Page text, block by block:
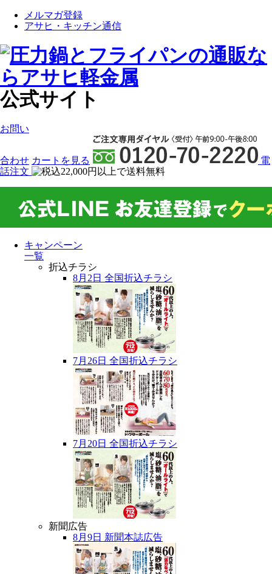
メルマガ登録
アサヒ・キッチン通信
公式サイト
お問い
合わせ カート を見る
電
話注文
キャンペーン
一覧
折込チラシ
8月2日 全国折込チラシ
7月26日 全国折込チラシ
7月20日 全国折込チラシ
新聞広告
8月9日 新聞本誌広告